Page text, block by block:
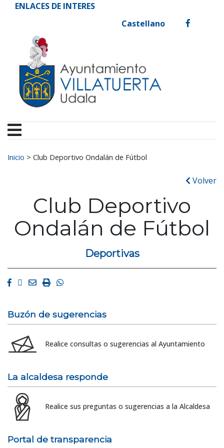
Ir al contenido
Ayuntamiento de
ENLACES DE INTERES
Castellano
facebook
Buscar:
Inicio > Club Deportivo Ondalán de Fútbol
Volver
Club Deportivo
Ondalán de Fútbol
Deportivas
Facebook
Twitter
EmailImprimirWhatsapp
Buzón de sugerencias
Realice consultas o sugerencias al Ayuntamiento
La alcaldesa responde
Realice sus preguntas o sugerencias a la Alcaldesa
Portal de transparencia